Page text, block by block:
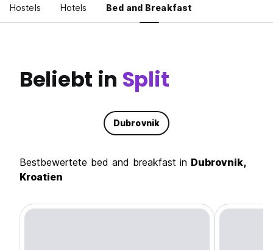
Hostels Hotels Bed and Breakfast
Beliebt in Split
Dubrovnik
Bestbewertete bed and breakfast in Dubrovnik,
Kroatien